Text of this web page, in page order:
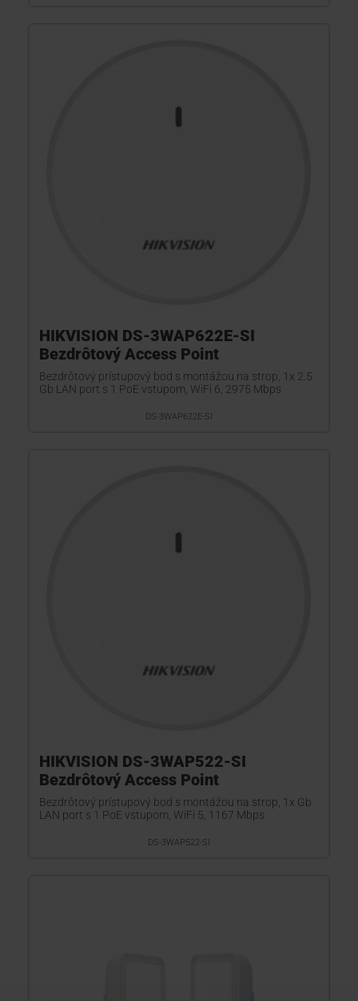
HIKVISION DS-3WAP622E-SI
Bezdrôtový Access Point
Bezdrôtový prístupový bod s montážou na strop, 1x 2.5
Gb LAN port s 1 PoE vstupom, WiFi 6, 2975 Mbps
DS-3WAP622E-SI
HIKVISION DS-3WAP522-SI
Bezdrôtový Access Point
Bezdrôtový prístupový bod s montážou na strop, 1x Gb
LAN port s 1 PoE vstupom, WiFi 5, 1167 Mbps
DS-3WAP522-SI